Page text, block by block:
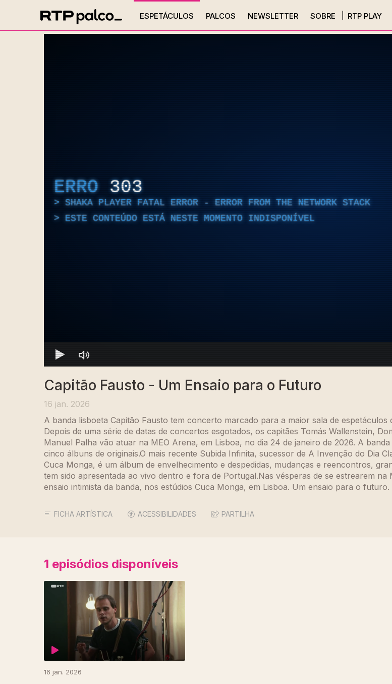
ESPETÁCULOS PALCOS NEWSLETTER SOBRE RTP PLAY
ERRO 303
SHAKA PLAYER FATAL ERROR - ERROR FROM THE NETWORK STACK
ESTE CONTEÚDO ESTÁ NESTE MOMENTO INDISPONÍVEL
Capitão Fausto - Um Ensaio para o Futuro
16 jan. 2026
A banda lisboeta Capitão Fausto tem concerto marcado para a maior sala de
Depois de uma série de datas de concertos esgotados, os capitães Tomás Wallenstein,
Manuel Palha vão atuar na MEO Arena, em Lisboa, no dia 24 de janeiro de 2026. A
cinco álbuns de originais.O mais recente Subida Infinita, sucessor de A Invenção do Dia
Cuca Monga, é um álbum de envelhecimento e despedidas, mudanças e reencontros,
tem sido apresentada ao vivo dentro e fora de Portugal.Nas vésperas de se estrearem na
ensaio intimista da banda, nos estúdios Cuca Monga, em Lisboa. Um ensaio para o futuro.
FICHA ARTÍSTICA ACESSIBILIDADES PARTILHA
1 episódios disponíveis
16 jan. 2026
902808